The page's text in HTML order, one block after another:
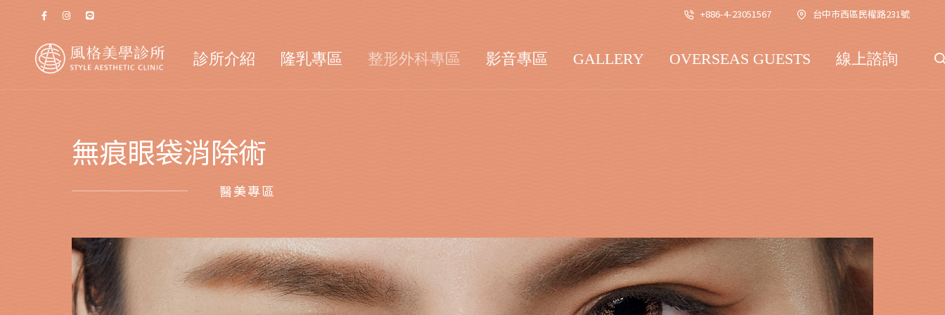
+886-4-23051567 台中巿西區民權路231號
診所介紹 隆乳專區 整形外科專區 影音專區 GALLERY OVERSEAS GUESTS 線上諮詢
無痕眼袋消除術
醫美專區